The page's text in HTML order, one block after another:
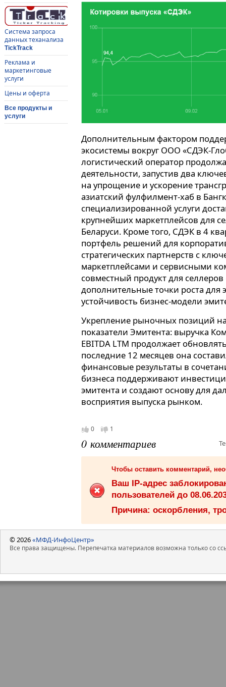
Система запроса
данных теханализа
TickTrack
Реклама и
маркетинговые
услуги
Цены и оферта
Все продукты и
услуги
Дополнительным фактором
экосистемы вокруг ООО «СДЭК-
логистический оператор
деятельности, запустив два
на упрощение и ускорение
азиатский фулфилмент-хаб в
специализированной услуги
крупнейших маркетплейсов для
Беларуси. Кроме того, СДЭК в 4
портфель решений для
стратегических партнерств с
маркетплейсами и сервисными
совместный продукт для
дополнительные точки роста
устойчивость бизнес-модели
Укрепление рыночных позиций
показатели Эмитента: выручка
EBITDA LTM продолжает
последние 12 месяцев она
финансовые результаты в
бизнеса поддерживают
эмитента и создают основу для
восприятия выпуска рынком.
0 1
0 комментариев
Чтобы оставить комментарий,
Ваш IP-адрес
пользователей до
Причина: оскорбления,
© 2026«МФД-ИнфоЦентр»
Все права защищены. Перепечатка материалов возможна только со